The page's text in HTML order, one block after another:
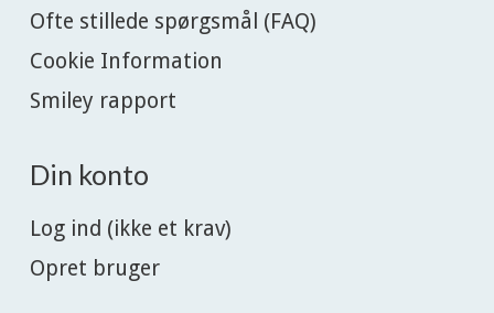
Ofte stillede spørgsmål (FAQ)
Cookie Information
Smiley rapport
Din konto
Log ind (ikke et krav)
Opret bruger